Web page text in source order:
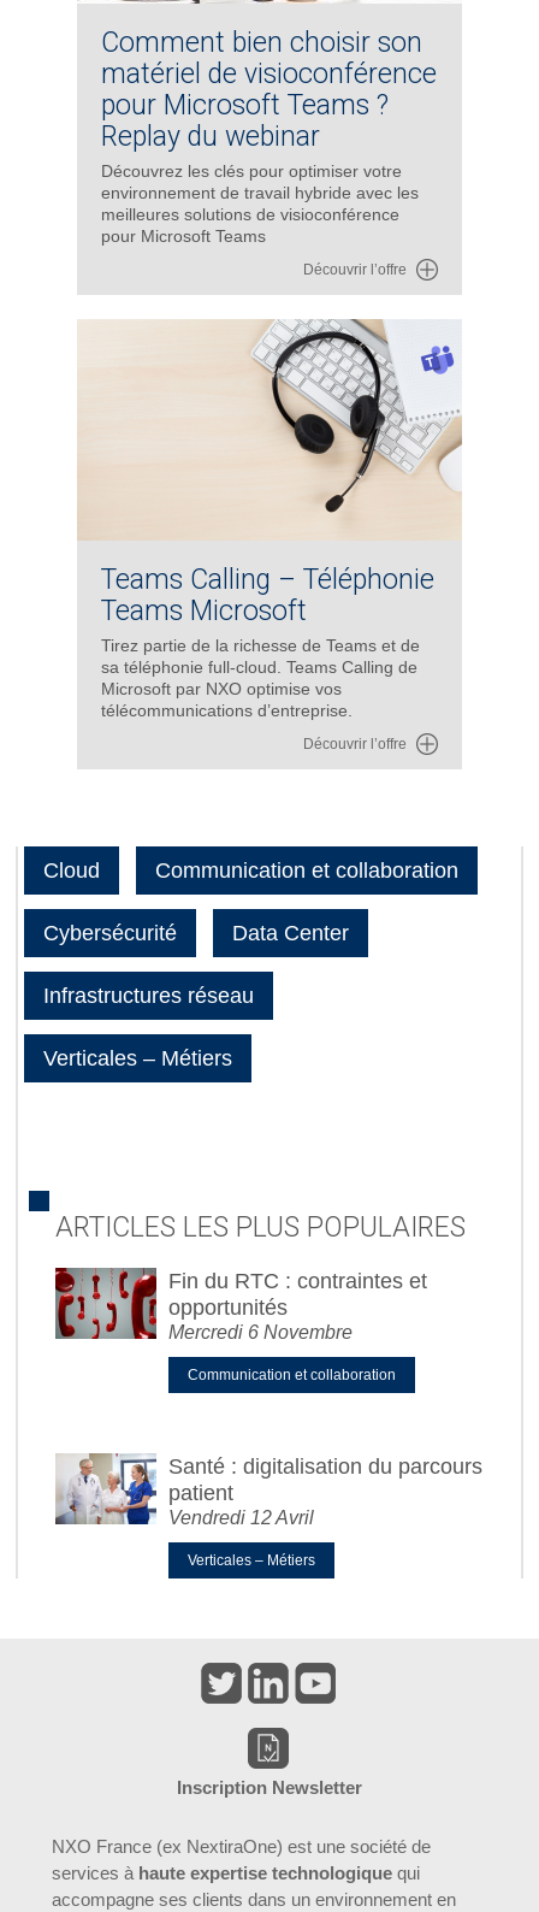
Comment bien choisir son
matériel de visioconférence
pour Microsoft Teams ?
Replay du webinar
Découvrez les clés pour optimiser votre
environnement de travail hybride avec les
meilleures solutions de visioconférence
pour Microsoft Teams
Découvrir l’offre
Teams Calling – Téléphonie
Teams Microsoft
Tirez partie de la richesse de Teams et de
sa téléphonie full-cloud. Teams Calling de
Microsoft par NXO optimise vos
télécommunications d’entreprise.
Découvrir l’offre
Cloud Communication et collaboration
Cybersécurité Data Center
Infrastructures réseau
Verticales – Métiers
ARTICLES LES PLUS POPULAIRES
Fin du RTC : contraintes et
opportunités
Mercredi 6 Novembre
Communication et collaboration
Santé : digitalisation du parcours
patient
Vendredi 12 Avril
Verticales – Métiers
Inscription Newsletter
NXO France (ex NextiraOne) est une société de
services à haute expertise technologique qui
accompagne ses clients dans un environnement en